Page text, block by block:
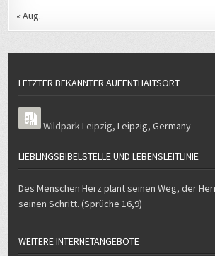
« Aug.
LETZTER BEKANNTER AUFENTHALTSORT
Wildpark Leipzig,Leipzig,Germany
LIEBLINGSBIBELSTELLE UND LEBENSLEITLINIE
Des Menschen Herz plant seinen Weg, der
seinen Schritt. (Sprüche 16,9)
WEITERE INTERNETANGEBOTE